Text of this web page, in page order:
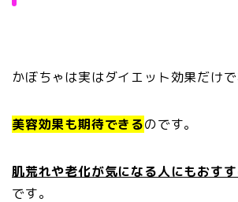
かぼちゃは実はダイエット効果だけで
美容効果も期待できるのです。
肌荒れや老化が気になる人にもおす
です。